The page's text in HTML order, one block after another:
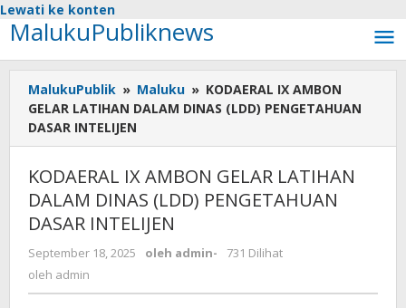
Lewati ke konten
MalukuPubliknews
MalukuPublik » Maluku » KODAERAL IX AMBON
GELAR LATIHAN DALAM DINAS (LDD) PENGETAHUAN
DASAR INTELIJEN
KODAERAL IX AMBON GELAR LATIHAN
DALAM DINAS (LDD) PENGETAHUAN
DASAR INTELIJEN
September 18, 2025 oleh admin-
731 Dilihat
oleh admin